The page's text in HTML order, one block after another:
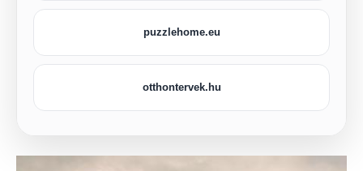
puzzlehome.eu
otthontervek.hu